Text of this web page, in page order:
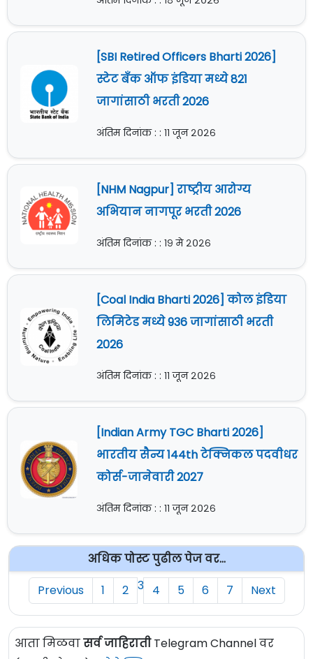
[SBI Retired Officers Bharti 2026]
स्टेट बँक ऑफ इंडिया मध्ये 821
जागांसाठी भरती 2026
अंतिम दिनांक : : ११ जून २०२६
[NHM Nagpur] राष्ट्रीय आरोग्य
अभियान नागपूर भरती 2026
अंतिम दिनांक : : १९ मे २०२६
[Coal India Bharti 2026] कोल इंडिया
लिमिटेड मध्ये 936 जागांसाठी भरती
2026
अंतिम दिनांक : : ११ जून २०२६
[Indian Army TGC Bharti 2026]
भारतीय सैन्य 144th टेक्निकल पदवीधर
कोर्स-जानेवारी 2027
अंतिम दिनांक : : ११ जून २०२६
अधिक पोस्ट पुढील पेज वर...
Previous
1 2 3 4 5 6 7 Next
आता मिळवासर्व जाहिरातीTelegram Channel वर